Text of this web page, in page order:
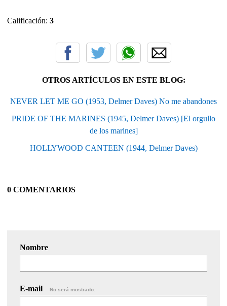
Calificación: 3
OTROS ARTÍCULOS EN ESTE BLOG:
NEVER LET ME GO (1953, Delmer Daves) No me abandones
PRIDE OF THE MARINES (1945, Delmer Daves) [El orgullo
de los marines]
HOLLYWOOD CANTEEN (1944, Delmer Daves)
0 COMENTARIOS
Nombre
E-mail No será mostrado.